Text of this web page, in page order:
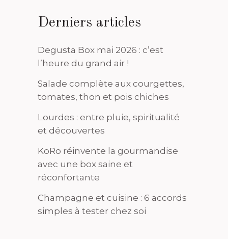
Derniers articles
Degusta Box mai 2026 : c’est
l’heure du grand air !
Salade complète aux courgettes,
tomates, thon et pois chiches
Lourdes : entre pluie, spiritualité
et découvertes
KoRo réinvente la gourmandise
avec une box saine et
réconfortante
Champagne et cuisine : 6 accords
simples à tester chez soi